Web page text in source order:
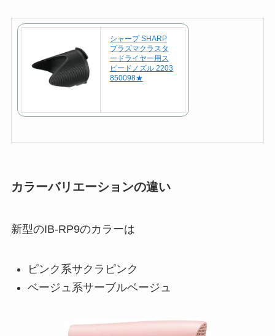
シャープ SHARP
プラズマクラスタ
ードライヤー用ス
ピードノズル 2203
850098★
カラーバリエーションの違い
新型のIB-RP9のカラーは
ピンク系サクラピンク
ベージュ系サーブルベージュ